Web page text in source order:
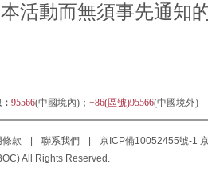
活動而無須事先通知
95566(中國境內)； +86(區號)95566(中國境外)
條款 聯系我們 京ICP備10052455號-1
All Rights Reserved.